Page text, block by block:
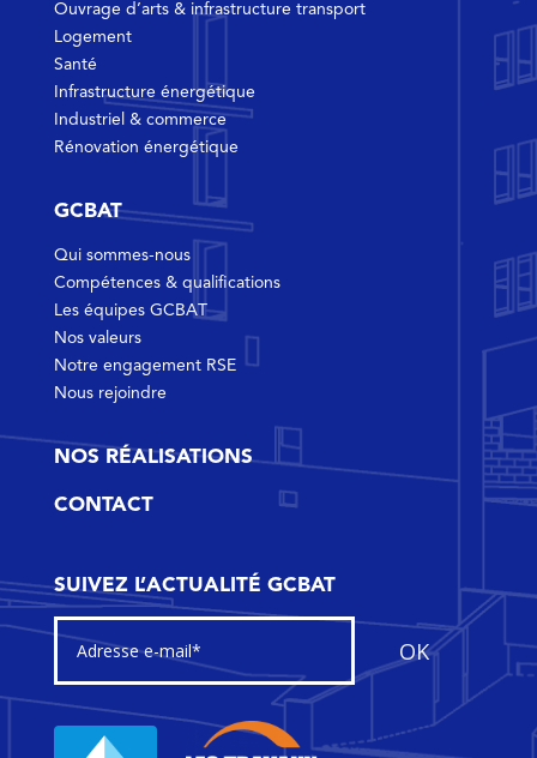
Ouvrage d’arts & infrastructure transport
Logement
Santé
Infrastructure énergétique
Industriel & commerce
Rénovation énergétique
GCBAT
Qui sommes-nous
Compétences & qualifications
Les équipes GCBAT
Nos valeurs
Notre engagement RSE
Nous rejoindre
NOS RÉALISATIONS
CONTACT
SUIVEZ L’ACTUALITÉ GCBAT
OK